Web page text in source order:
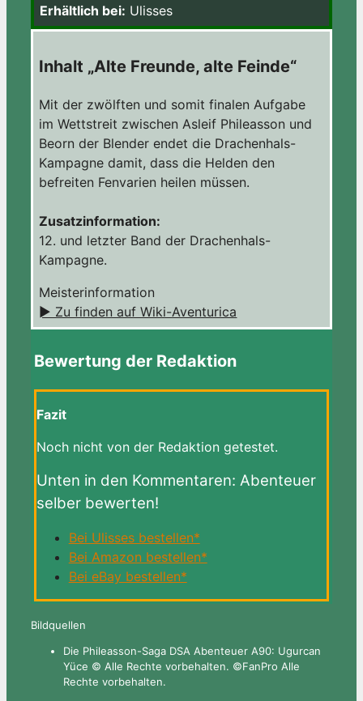
Erhältlich bei: Ulisses
Inhalt „Alte Freunde, alte Feinde“
Mit der zwölften und somit finalen Aufgabe
im Wettstreit zwischen Asleif Phileasson und
Beorn der Blender endet die Drachenhals-
Kampagne damit, dass die Helden den
befreiten Fenvarien heilen müssen.
Zusatzinformation:
12. und letzter Band der Drachenhals-
Kampagne.
Meisterinformation
► Zu finden auf Wiki-Aventurica
Bewertung der Redaktion
Fazit
Noch nicht von der Redaktion getestet.
Unten in den Kommentaren: Abenteuer
selber bewerten!
Bei Ulisses bestellen*
Bei Amazon bestellen*
Bei eBay bestellen*
Bildquellen
Die Phileasson-Saga DSA Abenteuer A90: Ugurcan
Yüce © Alle Rechte vorbehalten. ©FanPro Alle
Rechte vorbehalten.